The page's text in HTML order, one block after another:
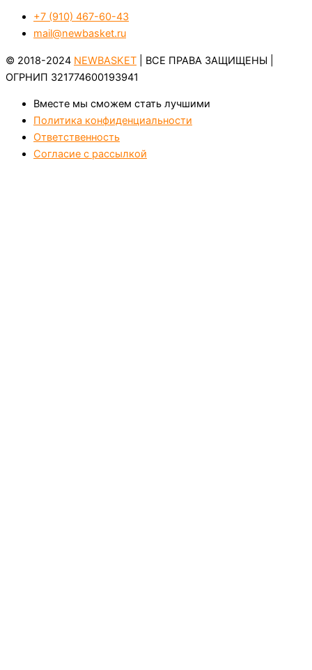
+7 (910) 467-60-43
mail@newbasket.ru
© 2018-2024 NEWBASKET | ВСЕ ПРАВА ЗАЩИЩЕНЫ |
ОГРНИП 321774600193941
Вместе мы сможем стать лучшими
Политика конфиденциальности
Ответственность
Согласие с рассылкой